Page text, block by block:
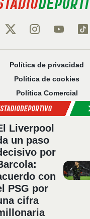
Política de privacidad
Política de cookies
Política Comercial
Aviso legal
Sobre nosotros
Código Ético
Francisco Javier, 22 ·
5 · 41018 Sevilla · T. 954
Deportivo. All rights
Liverpool
un paso
por
con
PSG por
cifra